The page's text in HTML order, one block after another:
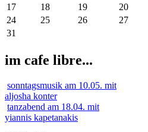
17
18 19 20
24
25 26 27
31
im cafe libre...
sonntagsmusik am 10.05. mit
aljosha konter
tanzabend am 18.04. mit
yiannis kapetanakis